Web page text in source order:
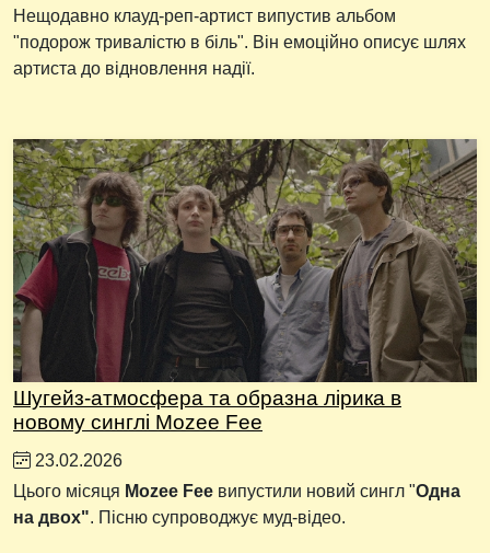
Нещодавно клауд-реп-артист випустив альбом
"подорож тривалістю в біль". Він емоційно описує шлях
артиста до відновлення надії.
Шугейз-атмосфера та образна лірика в
новому синглі Mozee Fee
23.02.2026
Цього місяця Mozee Fee випустили новий сингл "Одна
на двох". Пісню супроводжує муд-відео.